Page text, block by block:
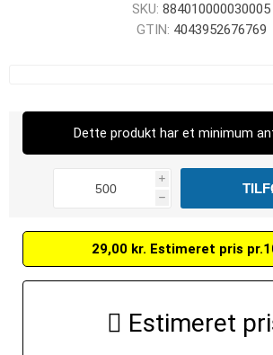
SKU: 884010000030005
GTIN: 4043952676769
Dette produkt har et minimum
i
h
29,00 kr. Estimeret pris
Estimeret